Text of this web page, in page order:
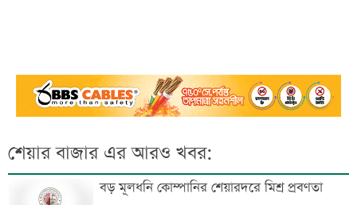
শেয়ার বাজার এর আরও খবর:
বড় মূলধনি কোম্পানির শেয়ারদরে মিশ্র প্রবণতা